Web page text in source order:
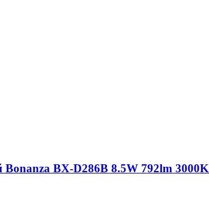
BX-D286B 8.5W 792lm 3000K